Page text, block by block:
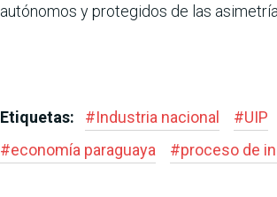
autónomos y protegidos de las
Etiquetas: #Industria nacional #UIP
#economía paraguaya #proceso de